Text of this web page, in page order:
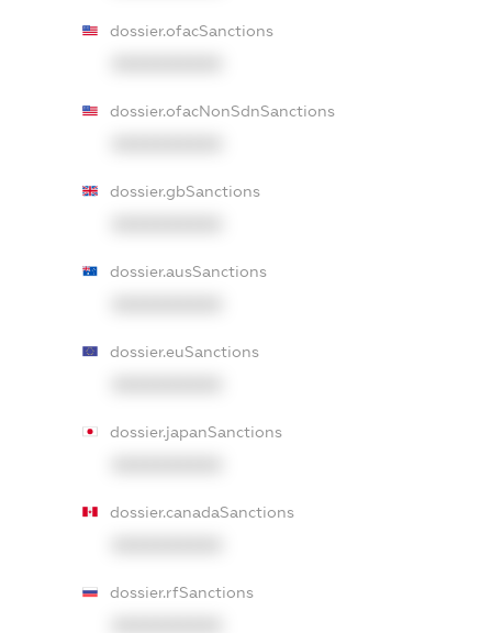
dossier.ofacSanctions
dossier.ofacNonSdnSanctions
dossier.gbSanctions
dossier.ausSanctions
dossier.euSanctions
dossier.japanSanctions
dossier.canadaSanctions
dossier.rfSanctions